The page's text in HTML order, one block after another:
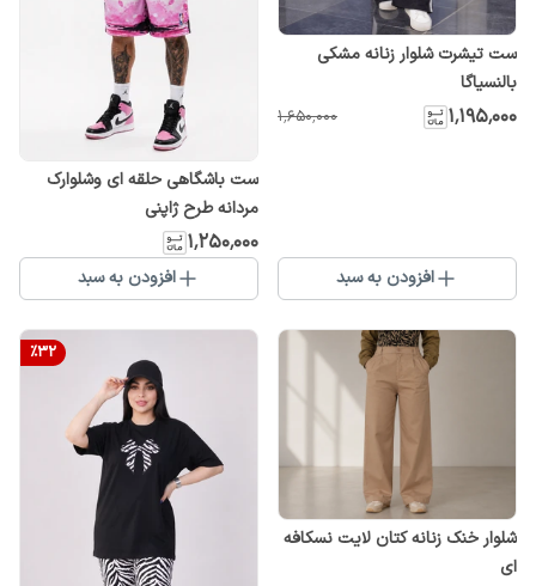
ست تیشرت شلوار زنانه مشکی
بالنسیاگا
۱٬۱۹۵٬۰۰۰ ۱٬۶۵۰٬۰۰۰
افزودن به سبد
ست باشگاهی حلقه ای وشلوارک
مردانه طرح ژاپنی
۱٬۲۵۰٬۰۰۰
افزودن به سبد
شلوار خنک زنانه کتان لایت نسکافه
ای
%32